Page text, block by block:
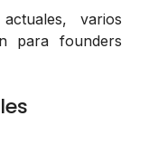
varios
para founders